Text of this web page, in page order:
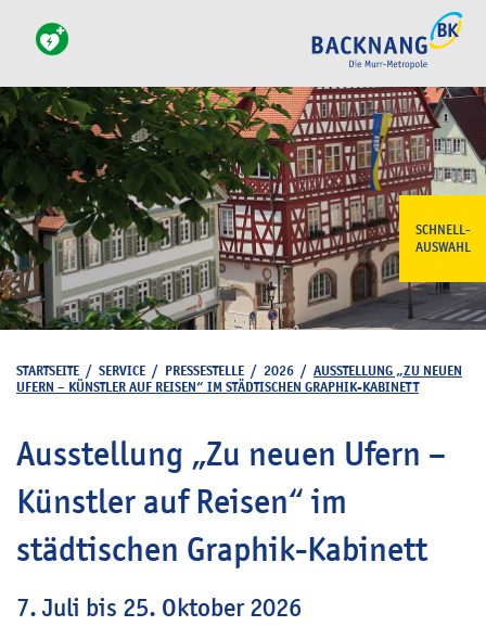
SCHNELL-
AUSWAHL
STARTSEITE / SERVICE / PRESSESTELLE / 2026 / AUSSTELLUNG „ZU NEUEN
UFERN – KÜNSTLER AUF REISEN“ IM STÄDTISCHEN GRAPHIK-KABINETT
Ausstellung „Zu neuen Ufern –
Künstler auf Reisen“ im
städtischen Graphik-Kabinett
7. Juli bis 25. Oktober 2026